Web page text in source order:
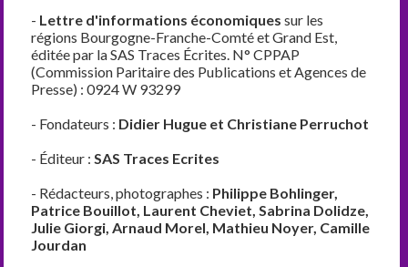
- Lettre d'informations économiques sur les
régions Bourgogne-Franche-Comté et Grand Est,
éditée par la SAS Traces Écrites. N° CPPAP
(Commission Paritaire des Publications et Agences de
Presse) : 0924 W 93299
- Fondateurs : Didier Hugue et Christiane Perruchot
- Éditeur :SAS Traces Ecrites
- Rédacteurs, photographes : Philippe Bohlinger,
Patrice Bouillot, Laurent Cheviet, Sabrina Dolidze,
Julie Giorgi, Arnaud Morel, Mathieu Noyer, Camille
Jourdan